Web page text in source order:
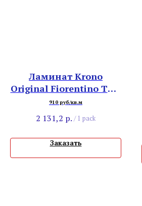
Ламинат Krono
Original Fiorentino ТС 8
32 4V 5303 RF Дуб
Альпийский
910 руб/кв.м
2 131,2 р. / 1 pack
Заказать